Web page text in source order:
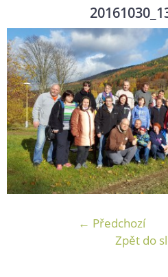
← Předchozí
Zpět do